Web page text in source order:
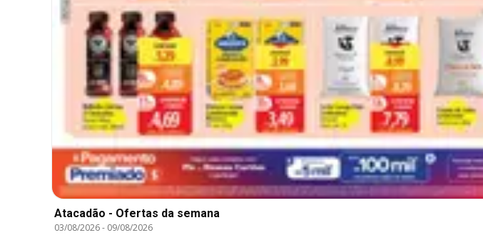
Atacadão - Ofertas da semana
03/08/2026- 09/08/2026